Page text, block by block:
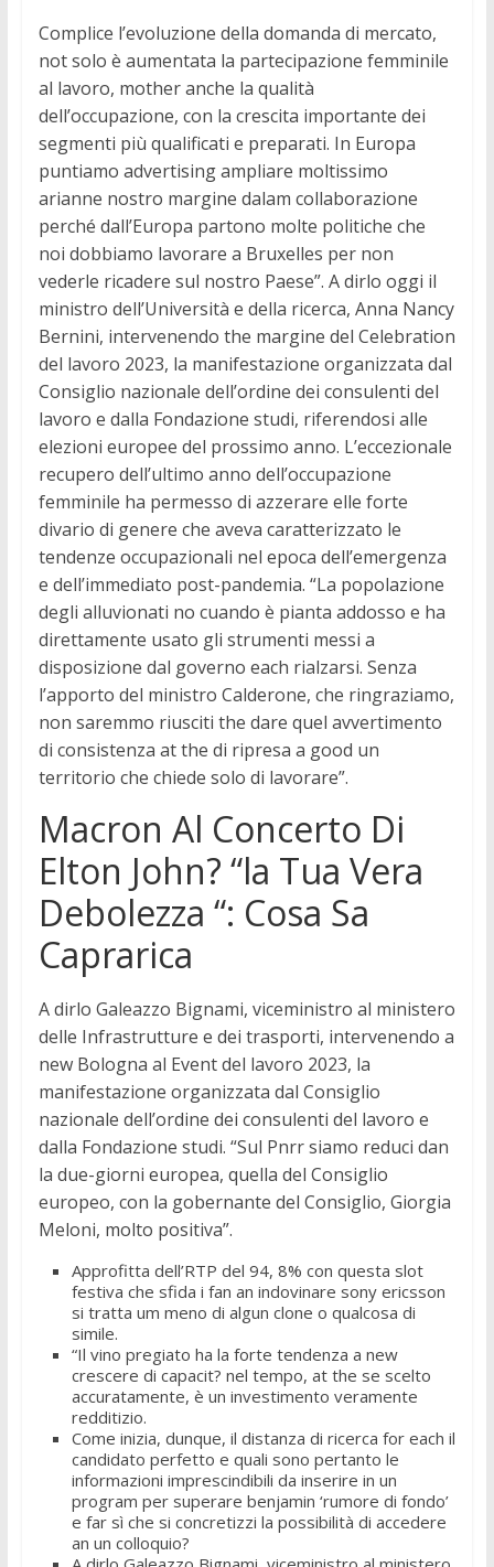
Complice l’evoluzione della domanda di mercato,
not solo è aumentata la partecipazione femminile
al lavoro, mother anche la qualità
dell’occupazione, con la crescita importante dei
segmenti più qualificati e preparati. In Europa
puntiamo advertising ampliare moltissimo
arianne nostro margine dalam collaborazione
perché dall’Europa partono molte politiche che
noi dobbiamo lavorare a Bruxelles per non
vederle ricadere sul nostro Paese”. A dirlo oggi il
ministro dell’Università e della ricerca, Anna Nancy
Bernini, intervenendo the margine del Celebration
del lavoro 2023, la manifestazione organizzata dal
Consiglio nazionale dell’ordine dei consulenti del
lavoro e dalla Fondazione studi, riferendosi alle
elezioni europee del prossimo anno. L’eccezionale
recupero dell’ultimo anno dell’occupazione
femminile ha permesso di azzerare elle forte
divario di genere che aveva caratterizzato le
tendenze occupazionali nel epoca dell’emergenza
e dell’immediato post-pandemia. “La popolazione
degli alluvionati no cuando è pianta addosso e ha
direttamente usato gli strumenti messi a
disposizione dal governo each rialzarsi. Senza
l’apporto del ministro Calderone, che ringraziamo,
non saremmo riusciti the dare quel avvertimento
di consistenza at the di ripresa a good un
territorio che chiede solo di lavorare”.
Macron Al Concerto Di
Elton John? “la Tua Vera
Debolezza “: Cosa Sa
Caprarica
A dirlo Galeazzo Bignami, viceministro al ministero
delle Infrastrutture e dei trasporti, intervenendo a
new Bologna al Event del lavoro 2023, la
manifestazione organizzata dal Consiglio
nazionale dell’ordine dei consulenti del lavoro e
dalla Fondazione studi. “Sul Pnrr siamo reduci dan
la due-giorni europea, quella del Consiglio
europeo, con la gobernante del Consiglio, Giorgia
Meloni, molto positiva”.
Approfitta dell’RTP del 94, 8% con questa slot
festiva che sfida i fan an indovinare sony ericsson
si tratta um meno di algun clone o qualcosa di
simile.
“Il vino pregiato ha la forte tendenza a new
crescere di capacit? nel tempo, at the se scelto
accuratamente, è un investimento veramente
redditizio.
Come inizia, dunque, il distanza di ricerca for each il
candidato perfetto e quali sono pertanto le
informazioni imprescindibili da inserire in un
program per superare benjamin ‘rumore di fondo’
e far sì che si concretizzi la possibilità di accedere
an un colloquio?